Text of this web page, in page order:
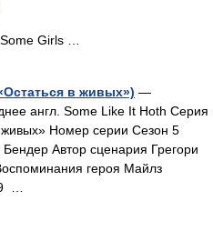
Girls …
в живых») —
англ. Some Like It Hoth Серия
живых» Номер серии Сезон 5
Автор сценария Грегори
героя Майлз
…